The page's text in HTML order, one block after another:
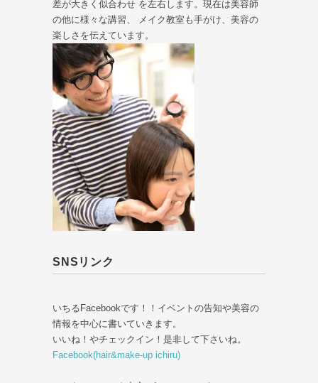
差が大きく似合わせ を左右します。現在は美容師
の他に様々な講習、 メイク教室も手がけ、美容の
楽しさを伝えています。
SNSリンク
いちるFacebookです！！イベントの告知や美容の
情報を中心に書いていきます。
いいね！やチェックイン！是非して下さいね。
Facebook(hair&make-up ichiru)